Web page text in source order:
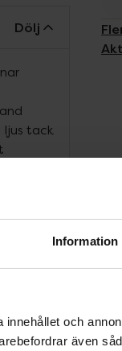
Information
och
även
Dölj
tack
och
Orange,